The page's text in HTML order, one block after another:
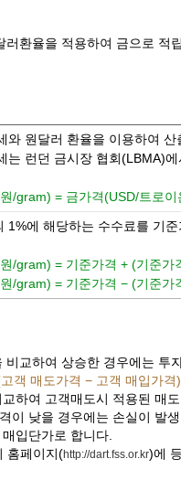
환율을 적용하여 금으로
와 원달러 환율을 이용하여
는 런던 금시장 협회(LBMA)
/gram) = 금가격(USD/트로
1%에 해당하는 수수료를 기
/gram) = 기준가격 + (기준가
/gram) = 기준가격 − (기준가
비교하여 상승한 경우에는
객 매도가격 − 고객 매입가격)
하여 고객매도시 적용된 매
이 낮을 경우에는 손실이 발
입단가로 합니다.
홈페이지(http://dart.fss.or.kr)에